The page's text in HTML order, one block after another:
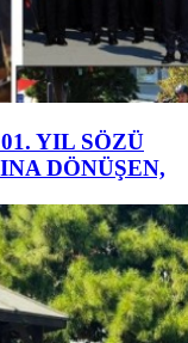
YIL SÖZÜ
DÖNÜŞEN,